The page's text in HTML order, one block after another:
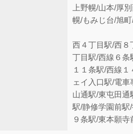
上野幌/山本/厚
幌/もみじ台/旭
西４丁目駅/西８
丁目駅/西線６条
１１条駅/西線
ェイ入口駅/電
山通駅/東屯田通
駅/静修学園前駅
９条駅/東本願